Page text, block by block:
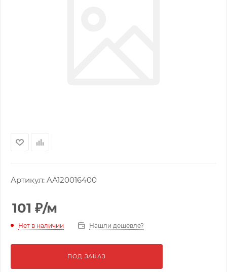
Артикул: AA120016400
101 ₽/м
Нет в наличии Нашли дешевле?
ПОД ЗАКАЗ